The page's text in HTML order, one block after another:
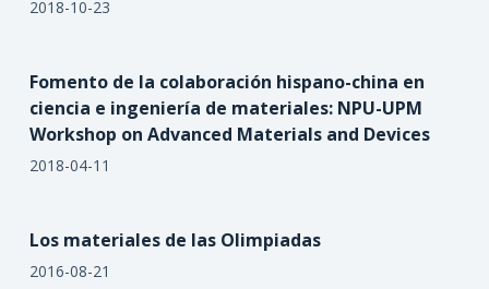
2018-10-23
Fomento de la colaboración hispano-china en
ciencia e ingeniería de materiales: NPU-UPM
Workshop on Advanced Materials and Devices
2018-04-11
Los materiales de las Olimpiadas
2016-08-21